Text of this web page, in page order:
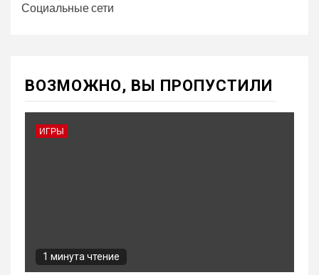
Социальные сети
ВОЗМОЖНО, ВЫ ПРОПУСТИЛИ
ИГРЫ
1 минута чтение